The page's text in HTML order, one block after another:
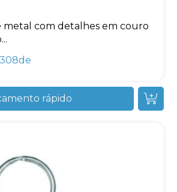
metal com detalhes em couro
rápido